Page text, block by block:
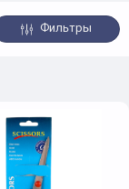
Фильтры